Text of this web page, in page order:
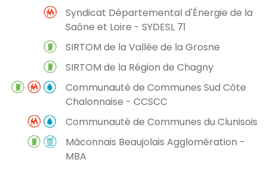
Syndicat Départemental d'Énergie de la
Saône et Loire - SYDESL 71
SIRTOM de la Vallée de la Grosne
SIRTOM de la Région de Chagny
Communauté de Communes Sud Côte
Chalonnaise - CCSCC
Communauté de Communes du Clunisois
Mâconnais Beaujolais Agglomération -
MBA